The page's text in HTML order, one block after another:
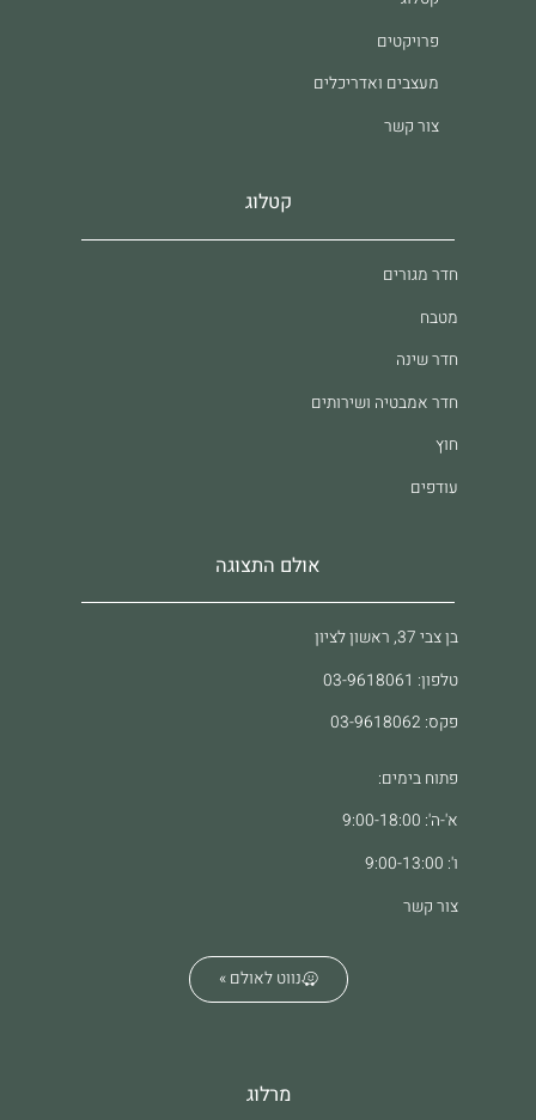
פרויקטים
מעצבים ואדריכלים
צור קשר
קטלוג
חדר מגורים
מטבח
חדר שינה
חדר אמבטיה ושירותים
חוץ
עודפים
אולם התצוגה
בן צבי 37, ראשון לציון
טלפון: 03-9618061
פקס: 03-9618062
פתוח בימים:
א'-ה': 9:00-18:00
ו': 9:00-13:00
צור קשר
נווט לאולם »
מרלוג